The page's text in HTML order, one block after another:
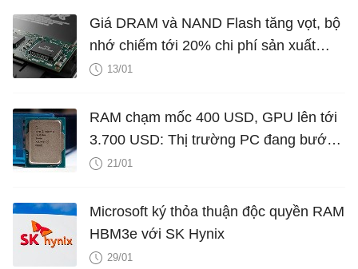
Giá DRAM và NAND Flash tăng vọt, bộ
nhớ chiếm tới 20% chi phí sản xuất
smartphone
13/01
RAM chạm mốc 400 USD, GPU lên tới
3.700 USD: Thị trường PC đang bước
vào cuộc khủng hoảng nghiêm trọng
21/01
Microsoft ký thỏa thuận độc quyền RAM
HBM3e với SK Hynix
29/01